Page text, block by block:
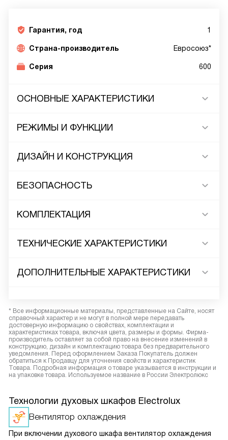
Гарантия, год 1
Страна-производитель Евросоюз*
Серия 600
ОСНОВНЫЕ ХАРАКТЕРИСТИКИ
РЕЖИМЫ И ФУНКЦИИ
ДИЗАЙН И КОНСТРУКЦИЯ
БЕЗОПАСНОСТЬ
КОМПЛЕКТАЦИЯ
ТЕХНИЧЕСКИЕ ХАРАКТЕРИСТИКИ
ДОПОЛНИТЕЛЬНЫЕ ХАРАКТЕРИСТИКИ
* Все информационные материалы, представленные на Сайте, носят
справочный характер и не могут в полной мере передавать
достоверную информацию о свойствах, комплектации и
характеристиках товара, включая цвета, размеры и формы. Фирма-
производитель оставляет за собой право на внесение изменений в
конструкцию, дизайн и комплектацию товара без предварительного
уведомления. Перед оформлением Заказа Покупатель должен
обратиться к Продавцу для уточнения свойств и характеристик
Товара. Подробная информация о товаре указывается в инструкции и
на упаковке товара. Используемое название в России Электролюкс
Технологии духовых шкафов Electrolux
Вентилятор охлаждения
При включении духового шкафа вентилятор охлаждения